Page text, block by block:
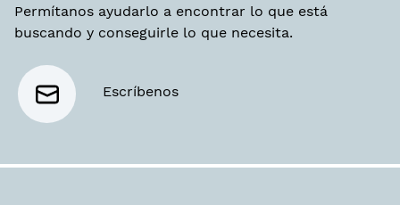
Permítanos ayudarlo a encontrar lo que está
buscando y conseguirle lo que necesita.
Escríbenos